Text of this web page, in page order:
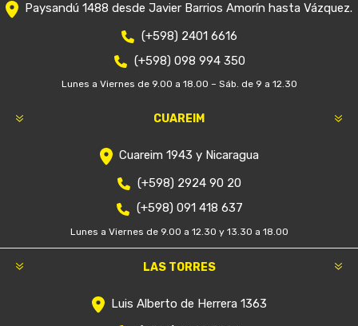
Paysandú 1488 desde Javier Barrios Amorín hasta Vázquez.
(+598) 2401 6616
(+598) 098 994 350
Lunes a Viernes de 9.00 a 18.00 – Sáb. de 9 a 12.30
CUAREIM
Cuareim 1943 y Nicaragua
(+598) 2924 90 20
(+598) 091 418 637
Lunes a Viernes de 9.00 a 12.30 y 13.30 a 18.00
LAS TORRES
Luis Alberto de Herrera 1363